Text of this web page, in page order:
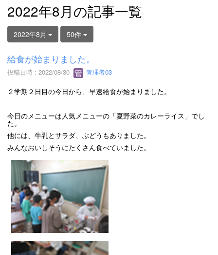
2022年8月の記事一覧
2022年8月 50件
給食が始まりました。
投稿日時 : 2022/08/30 管理者03
２学期２日目の今日から、早速給食が始まりました。
今日のメニューは人気メニューの「夏野菜のカレーライス」でし
た。
他には、牛乳とサラダ、ぶどうもありました。
みんなおいしそうにたくさん食べていました。